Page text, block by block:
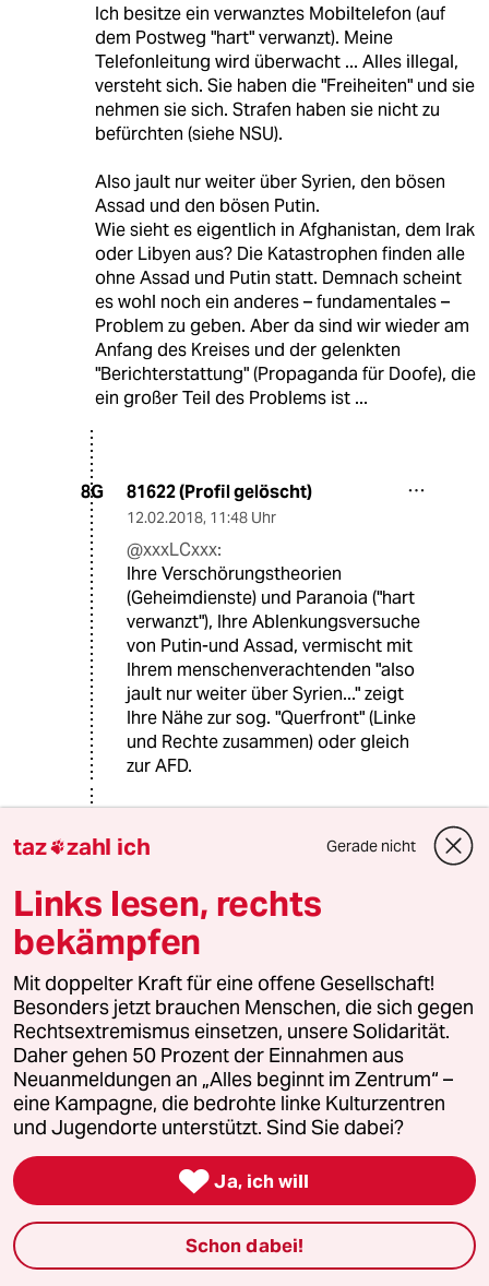
Ich besitze ein verwanztes Mobiltelefon (auf
dem Postweg "hart" verwanzt). Meine
Telefonleitung wird überwacht ... Alles illegal,
versteht sich. Sie haben die "Freiheiten" und sie
nehmen sie sich. Strafen haben sie nicht zu
befürchten (siehe NSU).
Also jault nur weiter über Syrien, den bösen
Assad und den bösen Putin.
Wie sieht es eigentlich in Afghanistan, dem Irak
oder Libyen aus? Die Katastrophen finden alle
ohne Assad und Putin statt. Demnach scheint
es wohl noch ein anderes – fundamentales –
Problem zu geben. Aber da sind wir wieder am
Anfang des Kreises und der gelenkten
"Berichterstattung" (Propaganda für Doofe), die
ein großer Teil des Problems ist ...
8G 81622 (Profil gelöscht)
12.02.2018, 11:48 Uhr
@xxxLCxxx:
Ihre Verschörungstheorien
(Geheimdienste) und Paranoia ("hart
verwanzt"), Ihre Ablenkungsversuche
von Putin-und Assad, vermischt mit
Ihrem menschenverachtenden "also
jault nur weiter über Syrien..." zeigt
Ihre Nähe zur sog. "Querfront" (Linke
und Rechte zusammen) oder gleich
zur AFD.
xxxLCxxx
@81622 (Profil gelöscht):
Ein klassisches Beispiel für Polemik,
garniert mit den üblichen
Ausdrücken, die unbequeme
Personen lächerlich machen sollen.
Es fehlt nur noch der Begriff
"Chemtrails", um das Bild zu
komplettieren ...
E Earendil
12.02.2018, 16:48 Uhr
@xxxLCxxx:
Also tut mir leid - auch wenn Sie nicht
ausschließlich Unsinn schreiben
taz zahl ich Gerade nicht
Links lesen, rechts
bekämpfen
Mit doppelter Kraft für eine offene Gesellschaft!
Besonders jetzt brauchen Menschen, die sich gegen
Rechtsextremismus einsetzen, unsere Solidarität.
Daher gehen 50 Prozent der Einnahmen aus
Neuanmeldungen an „Alles beginnt im Zentrum“ –
eine Kampagne, die bedrohte linke Kulturzentren
und Jugendorte unterstützt. Sind Sie dabei?
 Ja, ich will
Schon dabei!